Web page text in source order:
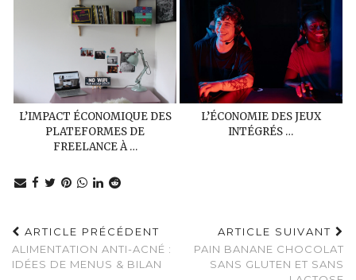
L’IMPACT ÉCONOMIQUE DES
PLATEFORMES DE
FREELANCE À …
L’ÉCONOMIE DES JEUX
INTÉGRÉS …
ARTICLE PRÉCÉDENT
ALIMENTATION ANTI-ACNÉ :
IDÉES DE MENUS & BILAN
ARTICLE SUIVANT
PAIN BANANE CHOCOLAT
SANS GLUTEN ET SANS